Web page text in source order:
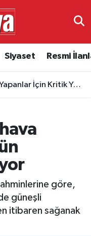
Siyaset Resmi
İçin Kritik Yaş Şartları
göre,
güneşli
itibaren sağanak